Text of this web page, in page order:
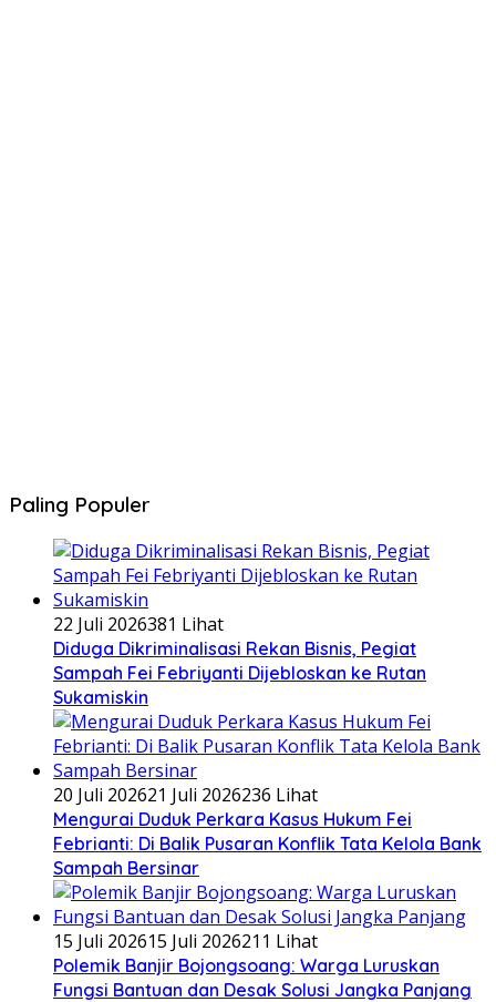
Paling Populer
22 Juli 2026381 Lihat
Diduga Dikriminalisasi Rekan Bisnis, Pegiat
Sampah Fei Febriyanti Dijebloskan ke Rutan
Sukamiskin
20 Juli 202621 Juli 2026236 Lihat
​Mengurai Duduk Perkara Kasus Hukum Fei
Febrianti: Di Balik Pusaran Konflik Tata Kelola Bank
Sampah Bersinar
15 Juli 202615 Juli 2026211 Lihat
Polemik Banjir Bojongsoang: Warga Luruskan
Fungsi Bantuan dan Desak Solusi Jangka Panjang